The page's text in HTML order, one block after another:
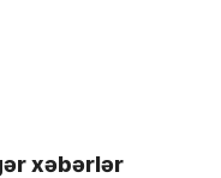
xəbərlər